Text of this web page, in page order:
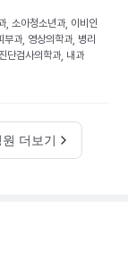
, 소아청소년과, 이비인
부과, 영상의학과, 병리
단검사의학과, 내과
더보기